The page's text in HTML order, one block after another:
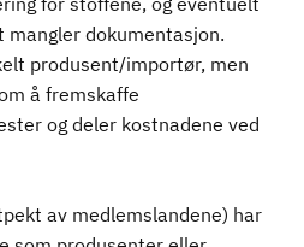
dokumentasjon.
produsent/importør, men
å fremskaffe
og deler kostnadene ved
av medlemslandene) har